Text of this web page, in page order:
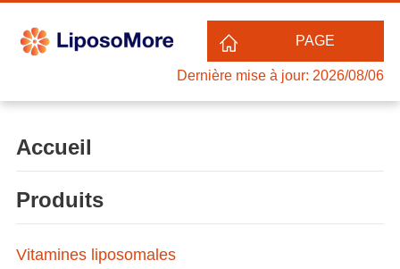
PAGE
D'ACCUEIL
Dernière mise à jour: 2026/08/06
Accueil
Produits
Vitamines liposomales